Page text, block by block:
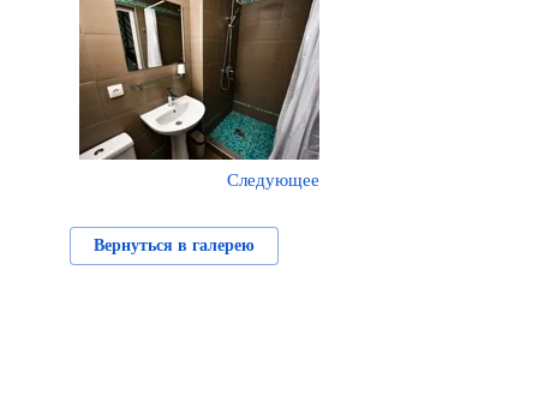
Следующее
Вернуться в галерею